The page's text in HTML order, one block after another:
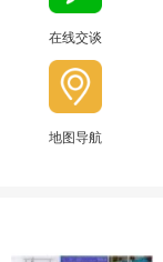
在线交谈
地图导航